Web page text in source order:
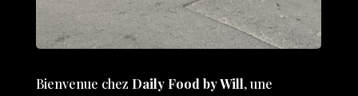
Bienvenue chez Daily Food by Will, une